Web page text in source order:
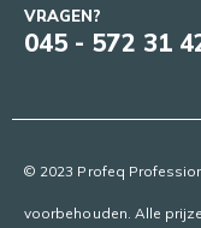
VRAGEN?
045 - 572 31
© 2023 Profeq
voorbehouden. Alle